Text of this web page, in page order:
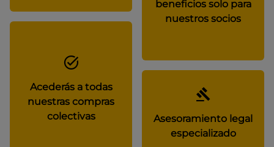
beneficios solo para
nuestros socios
Acederás a todas
nuestras compras
colectivas
Asesoramiento legal
especializado